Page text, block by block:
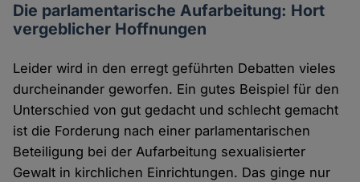
Die parlamentarische Aufarbeitung: Hort
vergeblicher Hoffnungen
Leider wird in den erregt geführten Debatten vieles
durcheinander geworfen. Ein gutes Beispiel für den
Unterschied von gut gedacht und schlecht gemacht
ist die Forderung nach einer parlamentarischen
Beteiligung bei der Aufarbeitung sexualisierter
Gewalt in kirchlichen Einrichtungen. Das ginge nur